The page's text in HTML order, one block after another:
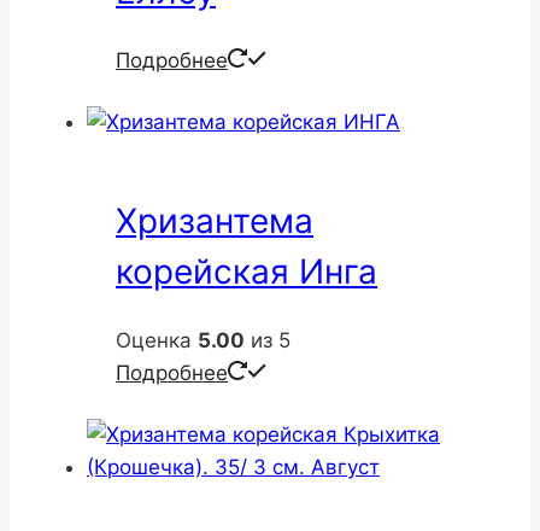
Подробнее
Хризантема
корейская Инга
Оценка 5.00 из 5
Подробнее